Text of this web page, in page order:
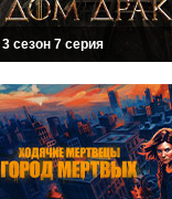
3 сезон 7 серия